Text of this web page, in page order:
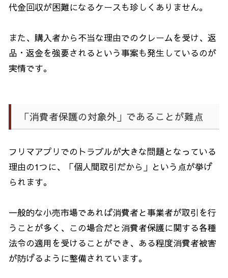
代金回収が困難になるケースも珍しくありません。
また、購入者から不当な理由でのクレームを受け、返
品・返金を強要されるという事案も発生しているのが
実情です。
「消費者保護の対象外」であることが難点
フリマアプリでのトラブルが大きな問題となっている
理由の1つに、「個人間取引だから」という点が挙げ
られます。
一般的な小売市場であれば消費者と事業者が取引を行
うことが多く、この場合だと消費者保護に関する各種
法令の適用を受けることができ、ある程度消費者被害
が防げるように整備されています。